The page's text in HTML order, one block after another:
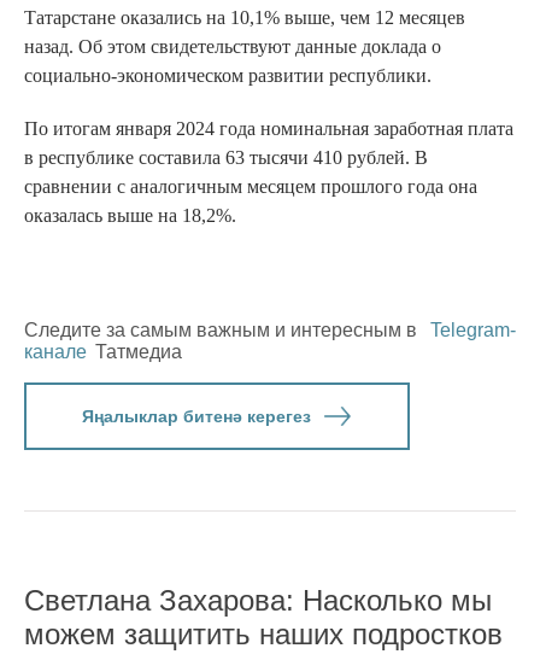
Татарстане оказались на 10,1% выше, чем 12 месяцев
назад. Об этом свидетельствуют данные доклада о
социально-экономическом развитии республики.
По итогам января 2024 года номинальная заработная плата
в республике составила 63 тысячи 410 рублей. В
сравнении с аналогичным месяцем прошлого года она
оказалась выше на 18,2%.
Следите за самым важным и интересным в
Telegram-
канале Татмедиа
Яңалыклар битенә керегез
Светлана Захарова: Насколько мы
можем защитить наших подростков